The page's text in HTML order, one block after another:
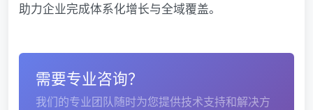
助力企业完成体系化增长与全域覆盖。
需要专业咨询？
我们的专业团队随时为您提供技术支持和解决方